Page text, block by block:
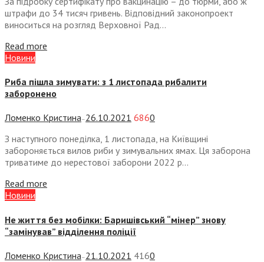
штрафи до 34 тисяч гривень. Відповідний законопроект
виноситься на розгляд Верховної Рад...
Read more
Новини
Риба пішла зимувати: з 1 листопада рибалити
заборонено
Ломенко Кристина— 26.10.2021 6860
З наступного понеділка, 1 листопада, на Київщині
забороняється вилов риби у зимувальних ямах. Ця заборона
триватиме до нерестової заборони 2022 р...
Read more
Новини
Не життя без мобілки: Баришівський “мінер” знову
“замінував” відділення поліції
Ломенко Кристина — 21.10.2021 4160